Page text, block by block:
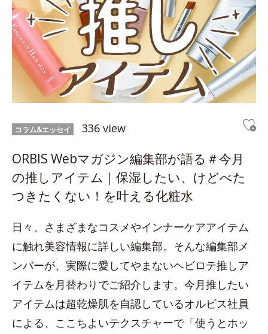
コラム&エッセイ 336 view
ORBIS Webマガジン編集部が語る＃今月
の推しアイテム｜保湿したい、けどべた
つきたくない！を叶える化粧水
日々、さまざまなコスメやインナーケアアイテム
に触れ美容情報に詳しい編集部。そんな編集部メ
ンバーが、実際に愛してやまないヘビロテ推しア
イテムを月替わりでご紹介します。今月推したい
アイテムは超乾燥肌を自認しているオルビス社員
による、ここちよいテクスチャーで「使うとホッ